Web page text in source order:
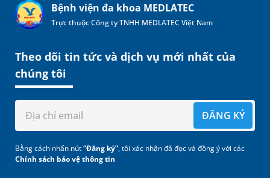
Bệnh viện đa khoa MEDLATEC
Trực thuộc Công ty TNHH MEDLATEC Việt Nam
Theo dõi tin tức và dịch vụ mới nhất của
chúng tôi
ĐĂNG KÝ
Bằng cách nhấn nút“Đăng ký”, tôi xác nhận đã đọc và đồng ý với các
Chính sách bảo vệ thông tin